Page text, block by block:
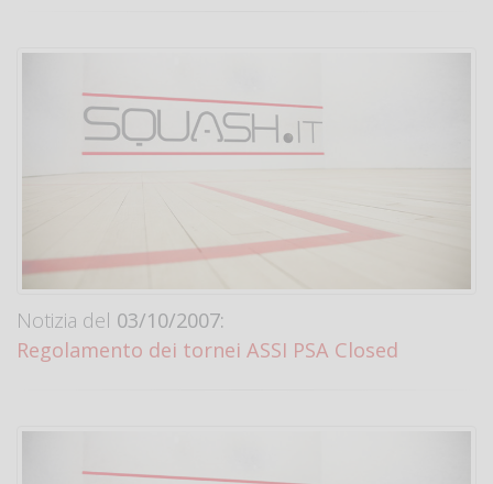
Notizia del 03/10/2007:
Regolamento dei tornei ASSI PSA Closed